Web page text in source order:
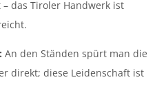
das Tiroler Handwerk ist
An den Ständen spürt man die
direkt; diese Leidenschaft ist